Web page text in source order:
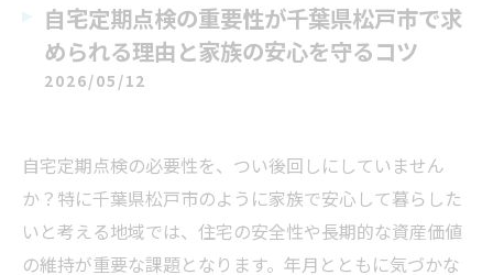
自宅定期点検の重要性が千葉県松戸市で求
められる理由と家族の安心を守るコツ
2026/05/12
自宅定期点検の必要性を、つい後回しにしていません
か？特に千葉県松戸市のように家族で安心して暮らした
いと考える地域では、住宅の安全性や長期的な資産価値
の維持が重要な課題となります。年月とともに気づかな